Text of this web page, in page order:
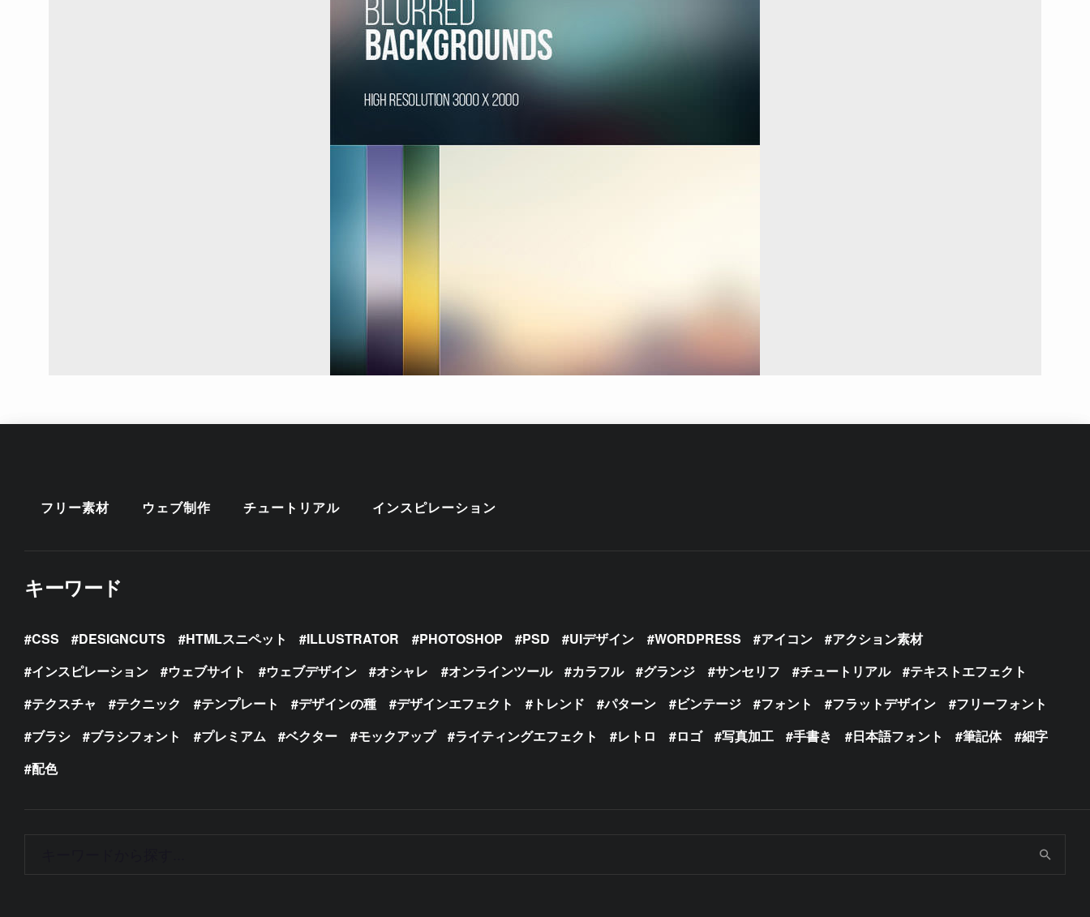
フリー素材 ウェブ制作 チュートリアル インスピレーション
キーワード
CSS DESIGNCUTS HTMLスニペット ILLUSTRATOR PHOTOSHOP PSD UIデザイン WORDPRESS アイコン
アクション素材
インスピレーション
ウェブサイト ウェブデザイン オシャレ オンラインツール カラフル グランジ サンセリフ チュートリアル
テキストエフェクト
テクスチャ
テクニック テンプレート デザインの種 デザインエフェクト トレンド パターン ビンテージ フォント フラットデザイン
フリーフォント
ブラシ
ブラシフォント プレミアム ベクター モックアップ ライティングエフェクト レトロ ロゴ 写真加工 手書き 日本語フォント 筆記体
細字
配色